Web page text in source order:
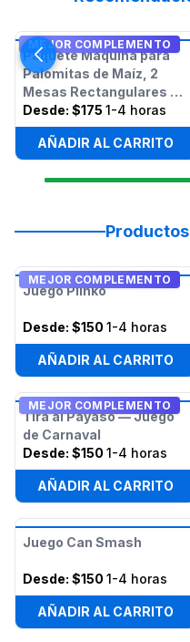
MEJOR COMPLEMENTO
Paquete Máquina para
Palomitas de Maíz, 2
Mesas Rectangulares y
12 Sillas
Desde: $175 1-4 horas
AÑADIR AL CARRITO
MEJOR COMPLEMENTO
Juego Plinko
Desde: $150 1-4 horas
AÑADIR AL CARRITO
MEJOR COMPLEMENTO
Tira al Payaso — Juego
de Carnaval
Desde: $150 1-4 horas
AÑADIR AL CARRITO
Juego Can Smash
Desde: $150 1-4 horas
AÑADIR AL CARRITO